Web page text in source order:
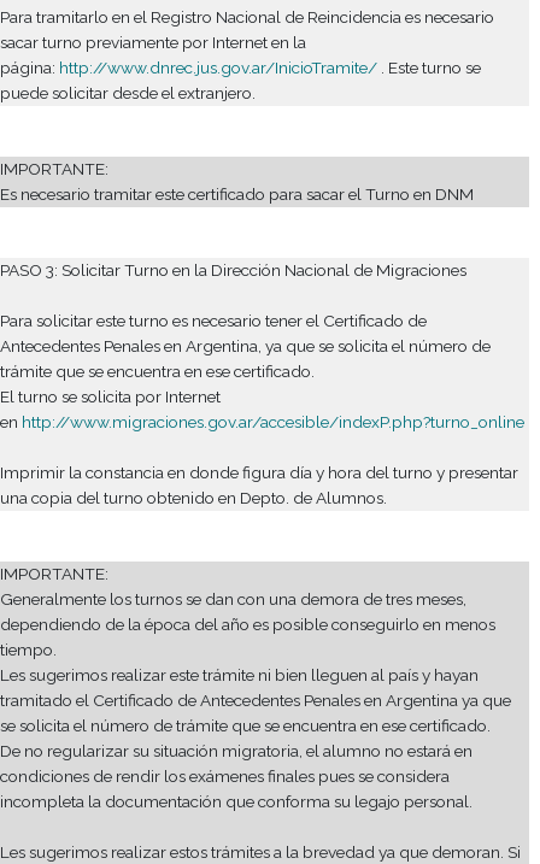
documento en Argentina (sólo para MERCOSUR)
• Toda documentación expedida en idioma extranjero deberá
con la traducción al castellano efectuada por Traductor
ANTECEDENTES PENALES ARGENTINOS
Este certificado es sólo exigible a mayores de 16 (dieciséis)
expedido por la Policía Federal Argentina (Azopardo 620 -
Edificio Nª4 de la DNM de 9 a 12 hs) o por el Registro
(Tucumán 1353 – C.A.B.A.).
sacar turno previamente por Internet en la
página:http://www.dnrec.jus.gov.ar/InicioTramite/. Este
puede solicitar desde el extranjero.
IMPORTANTE:
Es necesario tramitar este certificado para sacar el Turno en